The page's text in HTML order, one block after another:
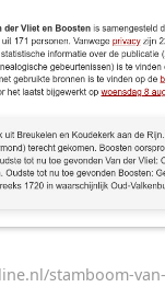
stamboom-